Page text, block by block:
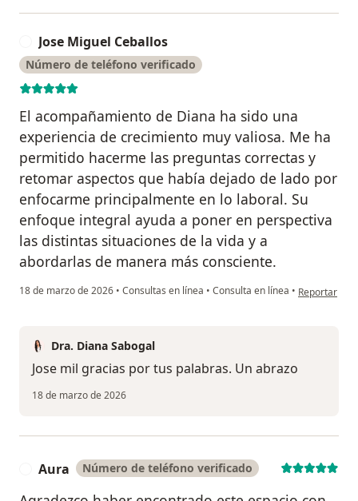
Jose Miguel Ceballos
Número de teléfono verificado
El acompañamiento de Diana ha sido una
experiencia de crecimiento muy valiosa. Me ha
permitido hacerme las preguntas correctas y
retomar aspectos que había dejado de lado por
enfocarme principalmente en lo laboral. Su
enfoque integral ayuda a poner en perspectiva
las distintas situaciones de la vida y a
abordarlas de manera más consciente.
18 de marzo de 2026 • Consultas en línea • Consulta en línea • en opinión
Reportar
Dra. Diana Sabogal
Jose mil gracias por tus palabras. Un abrazo
18 de marzo de 2026
Aura Número de teléfono verificado